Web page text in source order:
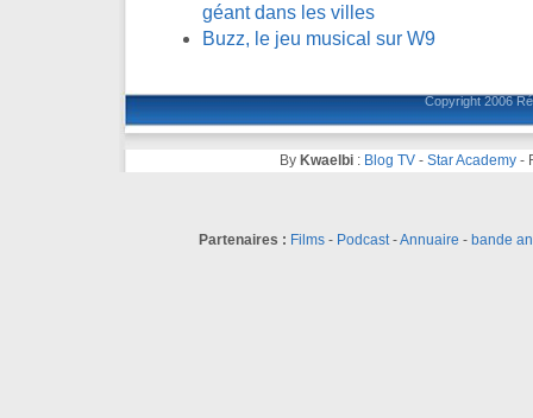
géant dans les villes
Buzz, le jeu musical sur W9
Copyright 2006
By Kwaelbi: Blog TV- Star Academy-
Partenaires : Films- Podcast-Annuaire - bande